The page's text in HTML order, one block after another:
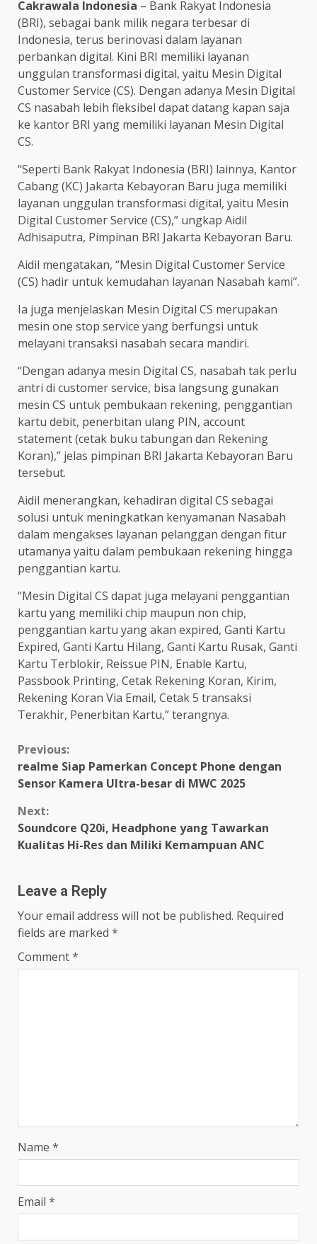
Cakrawala Indonesia – Bank Rakyat Indonesia
(BRI), sebagai bank milik negara terbesar di
Indonesia, terus berinovasi dalam layanan
perbankan digital. Kini BRI memiliki layanan
unggulan transformasi digital, yaitu Mesin Digital
Customer Service (CS). Dengan adanya Mesin Digital
CS nasabah lebih fleksibel dapat datang kapan saja
ke kantor BRI yang memiliki layanan Mesin Digital
CS.
“Seperti Bank Rakyat Indonesia (BRI) lainnya, Kantor
Cabang (KC) Jakarta Kebayoran Baru juga memiliki
layanan unggulan transformasi digital, yaitu Mesin
Digital Customer Service (CS),” ungkap Aidil
Adhisaputra, Pimpinan BRI Jakarta Kebayoran Baru.
Aidil mengatakan, “Mesin Digital Customer Service
(CS) hadir untuk kemudahan layanan Nasabah kami”.
Ia juga menjelaskan Mesin Digital CS merupakan
mesin one stop service yang berfungsi untuk
melayani transaksi nasabah secara mandiri.
“Dengan adanya mesin Digital CS, nasabah tak perlu
antri di customer service, bisa langsung gunakan
mesin CS untuk pembukaan rekening, penggantian
kartu debit, penerbitan ulang PIN, account
statement (cetak buku tabungan dan Rekening
Koran),” jelas pimpinan BRI Jakarta Kebayoran Baru
tersebut.
Aidil menerangkan, kehadiran digital CS sebagai
solusi untuk meningkatkan kenyamanan Nasabah
dalam mengakses layanan pelanggan dengan fitur
utamanya yaitu dalam pembukaan rekening hingga
penggantian kartu.
“Mesin Digital CS dapat juga melayani penggantian
kartu yang memiliki chip maupun non chip,
penggantian kartu yang akan expired, Ganti Kartu
Expired, Ganti Kartu Hilang, Ganti Kartu Rusak, Ganti
Kartu Terblokir, Reissue PIN, Enable Kartu,
Passbook Printing, Cetak Rekening Koran, Kirim,
Rekening Koran Via Email, Cetak 5 transaksi
Terakhir, Penerbitan Kartu,” terangnya.
Continue
Reading
Previous:
realme Siap Pamerkan Concept Phone dengan
Sensor Kamera Ultra-besar di MWC 2025
Next:
Soundcore Q20i, Headphone yang Tawarkan
Kualitas Hi-Res dan Miliki Kemampuan ANC
Leave a Reply
Your email address will not be published. Required
fields are marked *
Comment*
Name *
Email *